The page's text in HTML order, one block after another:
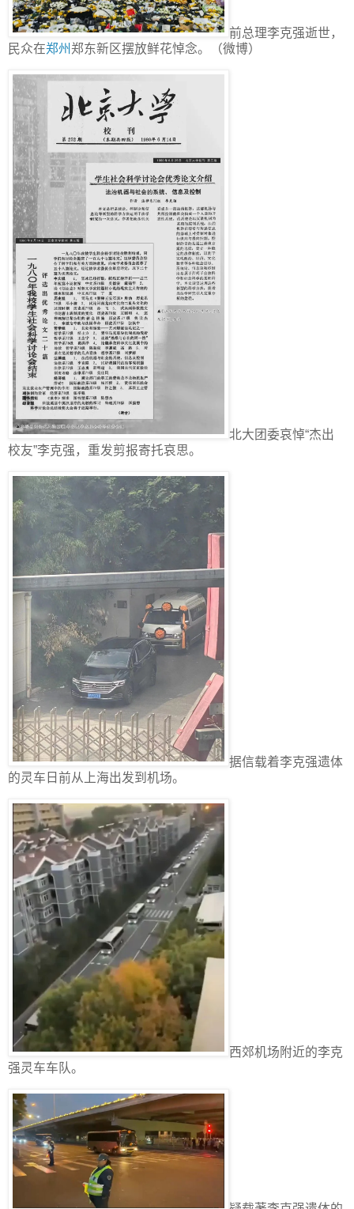
前总理李克强逝世，
民众在郑州郑东新区摆放鲜花悼念。（微博）
北大团委哀悼“杰出
校友”李克强，重发剪报寄托哀思。
据信载着李克强遗体
的灵车日前从上海出发到机场。
西郊机场附近的李克
强灵车车队。